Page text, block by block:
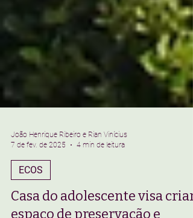
João Henrique Ribeiro e Rian Vinícius
7 de fev. de 2025
4 min de leitura